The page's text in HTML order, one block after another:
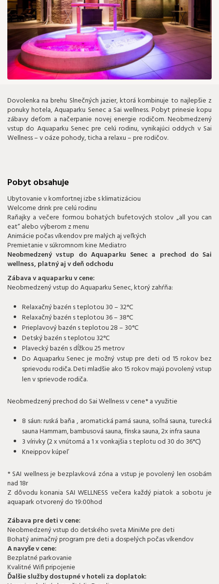
Dovolenka na brehu Slnečných jazier, ktorá kombinuje to najlepšie z
ponuky hotela, Aquaparku Senec a Sai wellness. Pobyt prinesie kopu
zábavy deťom a načerpanie novej energie rodičom. Neobmedzený
vstup do Aquaparku Senec pre celú rodinu, vynikajúci oddych v Sai
Wellness – v oáze pohody, ticha a relaxu – pre rodičov.
Pobyt obsahuje
Ubytovanie v komfortnej izbe s klimatizáciou
Welcome drink pre celú rodinu
Raňajky a večere formou bohatých bufetových stolov „all you can
eat“ alebo výberom z menu
Animácie počas víkendov pre malých aj veľkých
Premietanie v súkromnom kine Mediatro
Neobmedzený vstup do Aquaparku Senec a prechod do Sai
wellness, platný aj v deň odchodu
Zábava v aquaparku v cene:
Neobmedzený vstup do Aquaparku Senec, ktorý zahŕňa:
Relaxačný bazén s teplotou 30 – 32°C
Relaxačný bazén s teplotou 36 – 38°C
Prieplavový bazén s teplotou 28 – 30°C
Detský bazén s teplotou 32°C
Plavecký bazén s dĺžkou 25 metrov
Do Aquaparku Senec je možný vstup pre deti od 15 rokov bez
sprievodu rodiča. Deti mladšie ako 15 rokov majú povolený vstup
len v sprievode rodiča.
Neobmedzený prechod do Sai Wellness v cene* a využitie
8 sáun: ruská baňa , aromatická parná sauna, soľná sauna, turecká
sauna Hammam, bambusová sauna, fínska sauna, 2x infra sauna
3 vírivky (2 x vnútorná a 1 x vonkajšia s teplotu od 30 do 36°C)
Kneippov kúpeľ
* SAI wellness je bezplavková zóna a vstup je povolený len osobám
nad 18r
Z dôvodu konania SAI WELLNESS večera každý piatok a sobotu je
aquapark otvorený do 19:00hod
Zábava pre deti v cene:
Neobmedzený vstup do detského sveta MiniMe pre deti
Bohatý animačný program pre deti a dospelých počas víkendov
A navyše v cene:
Bezplatné parkovanie
Kvalitné Wifi pripojenie
Ďalšie služby dostupné v hoteli za doplatok: